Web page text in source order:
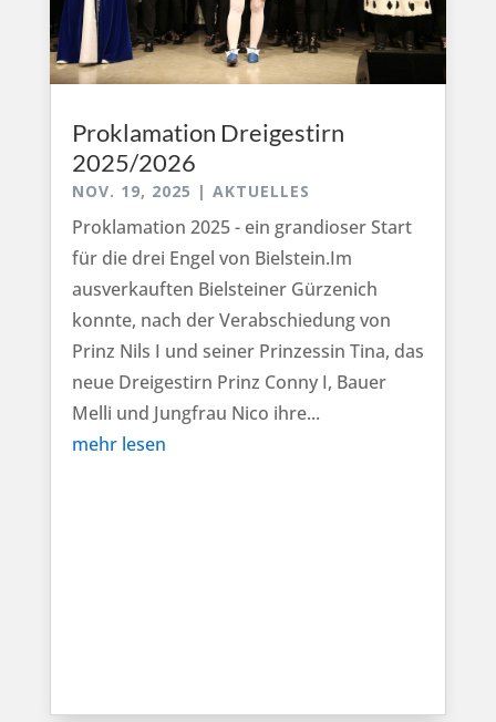
Proklamation Dreigestirn
2025/2026
NOV. 19, 2025 | AKTUELLES
Proklamation 2025 - ein grandioser Start
für die drei Engel von Bielstein.Im
ausverkauften Bielsteiner Gürzenich
konnte, nach der Verabschiedung von
Prinz Nils I und seiner Prinzessin Tina, das
neue Dreigestirn Prinz Conny I, Bauer
Melli und Jungfrau Nico ihre...
mehr lesen